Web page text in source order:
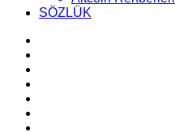
SÖZLÜK